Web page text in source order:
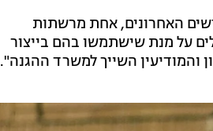
האחרונים, אחת מרשתות
על מנת שישתמשו בהם בייצור
והמודיעין השייך למשרד ההגנה".